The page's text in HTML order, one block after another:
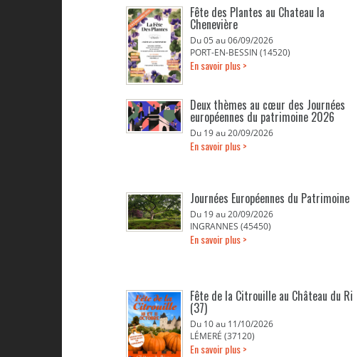
Fête des Plantes au Chateau la
Chenevière
Du 05 au 06/09/2026
PORT-EN-BESSIN (14520)
En savoir plus >
Deux thèmes au cœur des Journées
européennes du patrimoine 2026
Du 19 au 20/09/2026
En savoir plus >
Journées Européennes du Patrimoine
Du 19 au 20/09/2026
INGRANNES (45450)
En savoir plus >
Fête de la Citrouille au Château du
(37)
Du 10 au 11/10/2026
LÉMERÉ (37120)
En savoir plus >